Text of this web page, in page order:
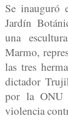
Se inauguró
Jardín
una
Marmo,
las tres
dictador
por la ONU
violencia